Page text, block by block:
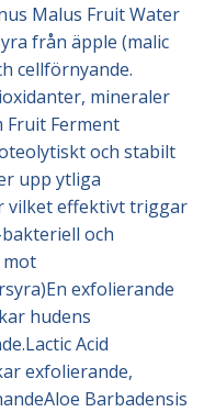
Malus Fruit Water
från äpple (malic
cellförnyande.
mineraler
Fruit Ferment
och stabilt
upp ytliga
vilket effektivt triggar
och
mot
exfolierande
hudens
Acid
exfolierande,
Barbadensis